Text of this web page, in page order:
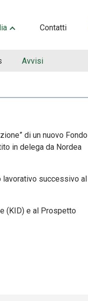
Avvisi
Contatti
di un nuovo Fondo
in delega da Nordea
lavorativo successivo al
(KID) e al Prospetto